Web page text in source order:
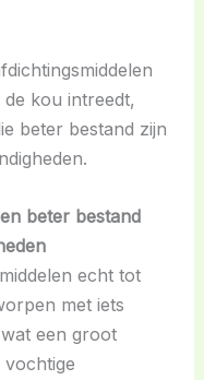
kou intreedt,
beter bestand zijn
beter bestand
echt tot
met iets
een groot